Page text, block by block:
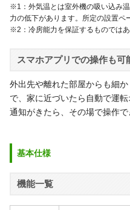
※1：外気温とは室外機の吸い込み
力の低下があります。所定の設置ペ
※2：冷房能力を保証するものではあ
スマホアプリでの操作も可
外出先や離れた部屋からも細
で、家に近づいたら自動で運
通知がきたら、その場で操作で
基本仕様
機能一覧